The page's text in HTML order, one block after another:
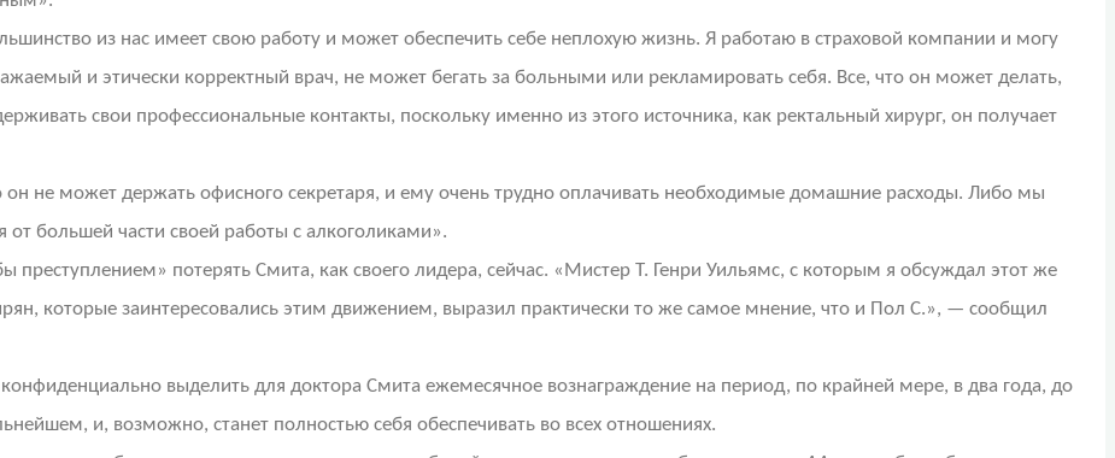
из нас имеет свою работу и может обеспечить себе неплохую жизнь. Я работаю в страховой компании и могу
и этически корректный врач, не может бегать за больными или рекламировать себя. Все, что он может делать,
свои профессиональные контакты, поскольку именно из этого источника, как ректальный хирург, он получает
он не может держать офисного секретаря, и ему очень трудно оплачивать необходимые домашние расходы. Либо мы
большей части своей работы с алкоголиками».
преступлением» потерять Смита, как своего лидера, сейчас. «Мистер Т. Генри Уильямс, с которым я обсуждал этот же
которые заинтересовались этим движением, выразил практически то же самое мнение, что и Пол С.», — сообщил
выделить для доктора Смита ежемесячное вознаграждение на период, по крайней мере, в два года, до
и, возможно, станет полностью себя обеспечивать во всех отношениях.